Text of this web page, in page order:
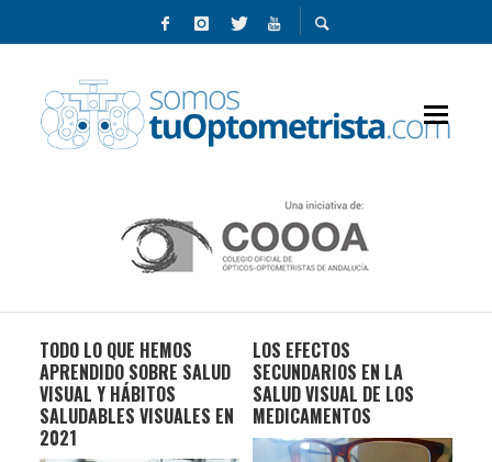
TODO LO QUE HEMOS
APRENDIDO SOBRE SALUD
VISUAL Y HÁBITOS
SALUDABLES VISUALES EN
2021
LOS EFECTOS
SECUNDARIOS EN LA
SALUD VISUAL DE LOS
MEDICAMENTOS